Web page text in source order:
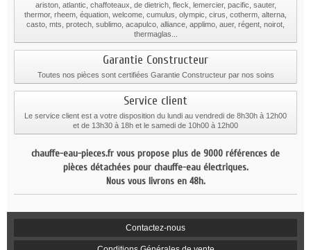
ariston, atlantic, chaffoteaux, de dietrich, fleck, lemercier, pacific, sauter,
thermor, rheem, équation, welcome, cumulus, olympic, cirus, cotherm, alterna,
casto, mts, protech, sublimo, acapulco, alliance, applimo, auer, régent, noirot,
thermaglas...
Garantie Constructeur
Toutes nos pièces sont certifiées Garantie Constructeur par nos soins
Service client
Le service client est a votre disposition du lundi au vendredi de 8h30h à 12h00
et de 13h30 à 18h et le samedi de 10h00 à 12h00
chauffe-eau-pieces.fr vous propose plus de 9000 références de
pièces détachées pour chauffe-eau électriques.
Nous vous livrons en 48h.
Contactez-nous